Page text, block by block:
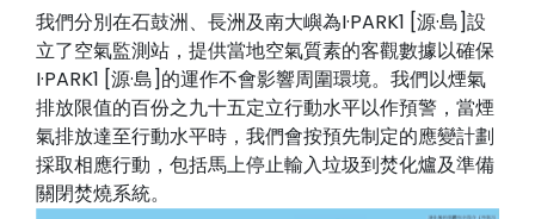
我們分別在石鼓洲、長洲及南大嶼為I·PARK1 [源·島]設
立了空氣監測站，提供當地空氣質素的客觀數據以確保
I·PARK1 [源·島]的運作不會影響周圍環境。我們以煙氣
排放限值的百份之九十五定立行動水平以作預警，當煙
氣排放達至行動水平時，我們會按預先制定的應變計劃
採取相應行動，包括馬上停止輸入垃圾到焚化爐及準備
關閉焚燒系統。